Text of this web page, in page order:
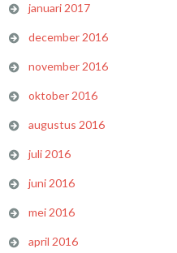
januari 2017
december 2016
november 2016
oktober 2016
augustus 2016
juli 2016
juni 2016
mei 2016
april 2016